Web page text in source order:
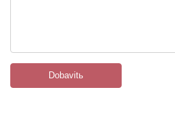
Dobavitь